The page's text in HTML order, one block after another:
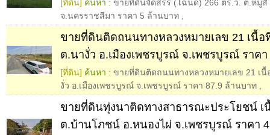
[ที่ดิน] ค้นหา : ขายที่ดินจัดสรร (โฉนด) 266 ตร.ว. ต.หมูสี
จ.นครราชสีมา ราคา 5 ล้านบาท
ขายที่ดินติดถนนทางหลวงหมายเลข 21 เนื้อ
ต.นางั่ว อ.เมืองเพชรบูรณ์ จ.เพชรบูรณ์ ราค
[ที่ดิน] ค้นหา : ขายที่ดินติดถนนทางหลวงหมายเลข 21 เนื้
งั่ว อ.เมืองเพชรบูรณ์ จ.เพชรบูรณ์ ราคา 87.9 ล้านบาท
ขายที่ดินทุ่งนาติดทางสาธารณะประโยชน์ เ
ต.บ้านโภชน์ อ.หนองไผ่ จ.เพชรบูรณ์ ราคา